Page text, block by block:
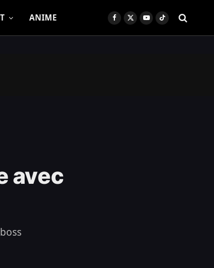
ANIME Facebook
X
YouTubeTikTok
avec